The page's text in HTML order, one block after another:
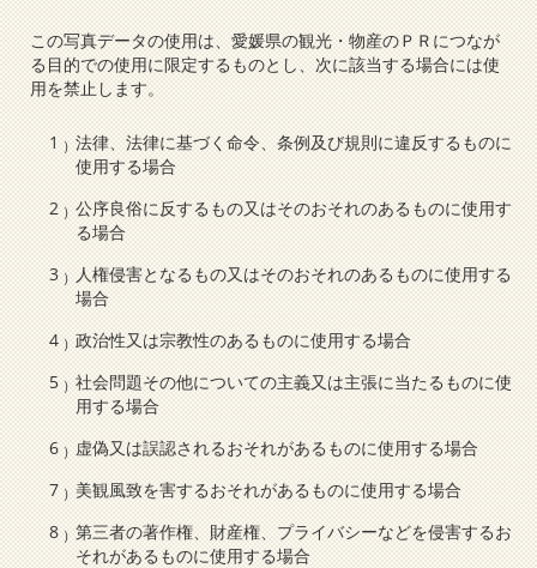
この写真データの使用は、愛媛県の観光・物産のＰＲにつなが
る目的での使用に限定するものとし、次に該当する場合には使
用を禁止します。
法律、法律に基づく命令、条例及び規則に違反するものに
使用する場合
公序良俗に反するもの又はそのおそれのあるものに使用す
る場合
人権侵害となるもの又はそのおそれのあるものに使用する
場合
政治性又は宗教性のあるものに使用する場合
社会問題その他についての主義又は主張に当たるものに使
用する場合
虚偽又は誤認されるおそれがあるものに使用する場合
美観風致を害するおそれがあるものに使用する場合
第三者の著作権、財産権、プライバシーなどを侵害するお
それがあるものに使用する場合